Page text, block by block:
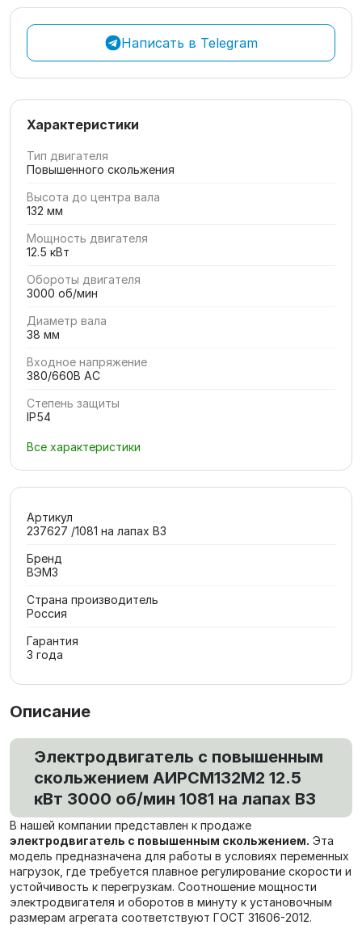
Написать в Telegram
Характеристики
Тип двигателя
Повышенного скольжения
Высота до центра вала
132 мм
Мощность двигателя
12.5 кВт
Обороты двигателя
3000 об/мин
Диаметр вала
38 мм
Входное напряжение
380/660В AC
Степень защиты
IP54
Все характеристики
Артикул
237627 /1081 на лапах В3
Бренд
ВЭМЗ
Страна производитель
Россия
Гарантия
3 года
Описание
Электродвигатель с повышенным
скольжением АИРCМ132M2 12.5
кВт 3000 об/мин 1081 на лапах В3
В нашей компании представлен к продаже
электродвигатель с повышенным скольжением. Эта
модель предназначена для работы в условиях переменных
нагрузок, где требуется плавное регулирование скорости и
устойчивость к перегрузкам. Соотношение мощности
электродвигателя и оборотов в минуту к установочным
размерам агрегата соответствуют ГОСТ 31606-2012.